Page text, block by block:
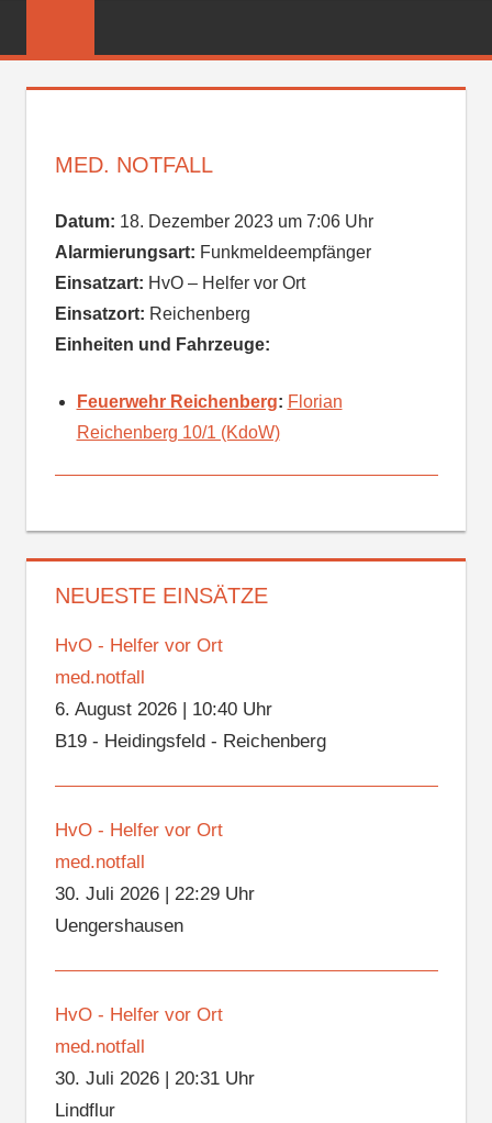
FEUERWEHR
MED. NOTFALL
Datum: 18. Dezember 2023 um 7:06 Uhr
Alarmierungsart: Funkmeldeempfänger
Einsatzart: HvO – Helfer vor Ort
Einsatzort: Reichenberg
Einheiten und Fahrzeuge:
Feuerwehr Reichenberg: Florian
Reichenberg 10/1 (KdoW)
NEUESTE EINSÄTZE
HvO - Helfer vor Ort
med.notfall
6. August 2026| 10:40 Uhr
B19 - Heidingsfeld - Reichenberg
HvO - Helfer vor Ort
med.notfall
30. Juli 2026| 22:29 Uhr
Uengershausen
HvO - Helfer vor Ort
med.notfall
30. Juli 2026| 20:31 Uhr
Lindflur